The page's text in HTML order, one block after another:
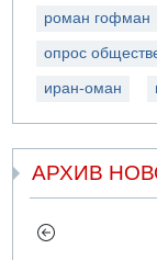
роман гофман
опрос
иран-оман
АРХИВ